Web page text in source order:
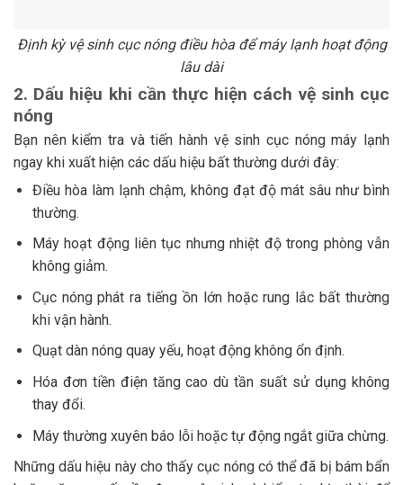
Định kỳ vệ sinh cục nóng điều hòa để máy lạnh hoạt động
lâu dài
2. Dấu hiệu khi cần thực hiện cách vệ sinh cục
nóng
Bạn nên kiểm tra và tiến hành vệ sinh cục nóng máy lạnh
ngay khi xuất hiện các dấu hiệu bất thường dưới đây:
Điều hòa làm lạnh chậm, không đạt độ mát sâu như bình
thường.
Máy hoạt động liên tục nhưng nhiệt độ trong phòng vẫn
không giảm.
Cục nóng phát ra tiếng ồn lớn hoặc rung lắc bất thường
khi vận hành.
Quạt dàn nóng quay yếu, hoạt động không ổn định.
Hóa đơn tiền điện tăng cao dù tần suất sử dụng không
thay đổi.
Máy thường xuyên báo lỗi hoặc tự động ngắt giữa chừng.
Những dấu hiệu này cho thấy cục nóng có thể đã bị bám bẩn